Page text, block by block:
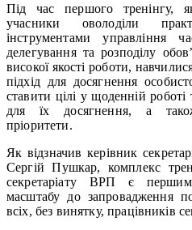
Під час першого тренінгу,
учасники оволоділи
інструментами управління
делегування та розподілу
високої якості роботи,
підхід для досягнення
ставити цілі у щоденній
для їх досягнення, а
пріоритети.
Як відзначив керівник
Сергій Пушкар, комплекс
секретаріату ВРП є
масштабу до запровадження
всіх, без винятку, працівників